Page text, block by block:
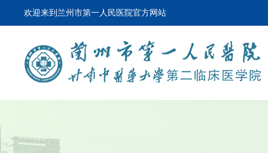
欢迎来到兰州市第一人民医院官方网站